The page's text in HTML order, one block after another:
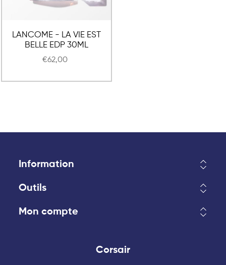
LANCOME - LA VIE EST
BELLE EDP 30ML
€62,00
Information
Outils
Mon compte
Corsair